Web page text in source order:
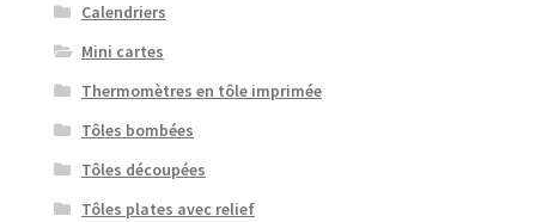
Calendriers
Mini cartes
Thermomètres en tôle imprimée
Tôles bombées
Tôles découpées
Tôles plates avec relief